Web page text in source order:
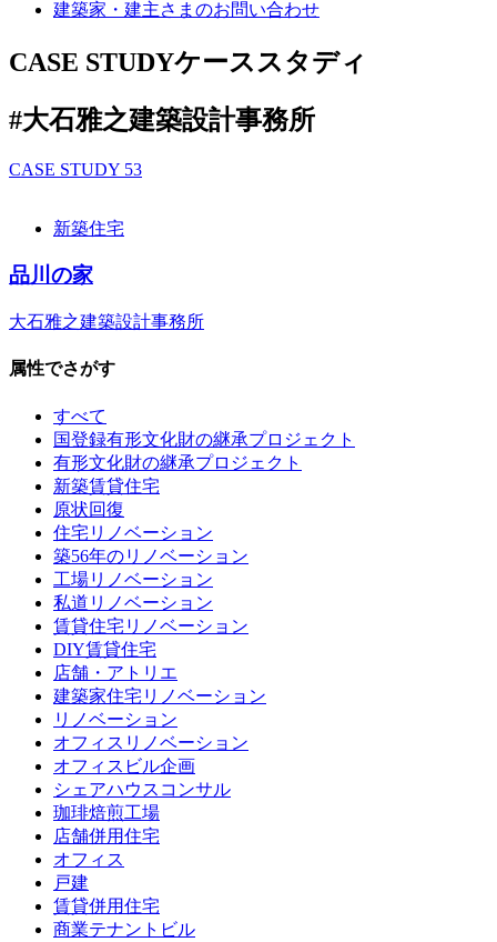
建築家・建主さまのお問い合わせ
CASE STUDYケーススタディ
#大石雅之建築設計事務所
CASE STUDY 53
新築住宅
品川の家
大石雅之建築設計事務所
属性でさがす
すべて
国登録有形文化財の継承プロジェクト
有形文化財の継承プロジェクト
新築賃貸住宅
原状回復
住宅リノベーション
築56年のリノベーション
工場リノベーション
私道リノベーション
賃貸住宅リノベーション
DIY賃貸住宅
店舗・アトリエ
建築家住宅リノベーション
リノベーション
オフィスリノベーション
オフィスビル企画
シェアハウスコンサル
珈琲焙煎工場
店舗併用住宅
オフィス
戸建
賃貸併用住宅
商業テナントビル